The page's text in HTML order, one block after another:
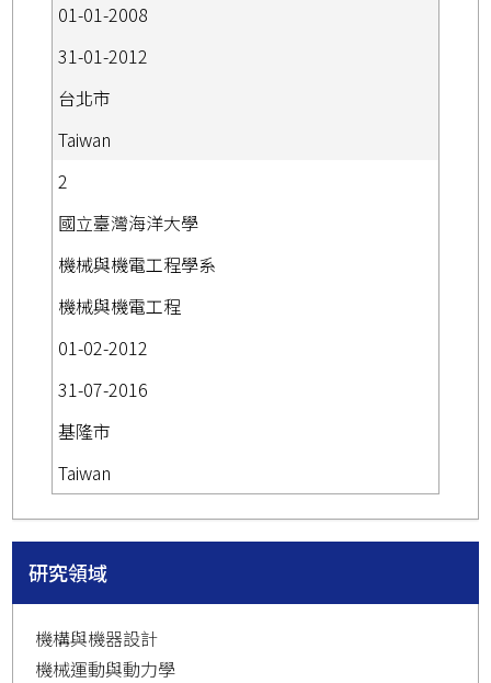
01-01-2008
31-01-2012
台北市
Taiwan
2
國立臺灣海洋大學
機械與機電工程學系
機械與機電工程
01-02-2012
31-07-2016
基隆市
Taiwan
研究領域
機構與機器設計
機械運動與動力學